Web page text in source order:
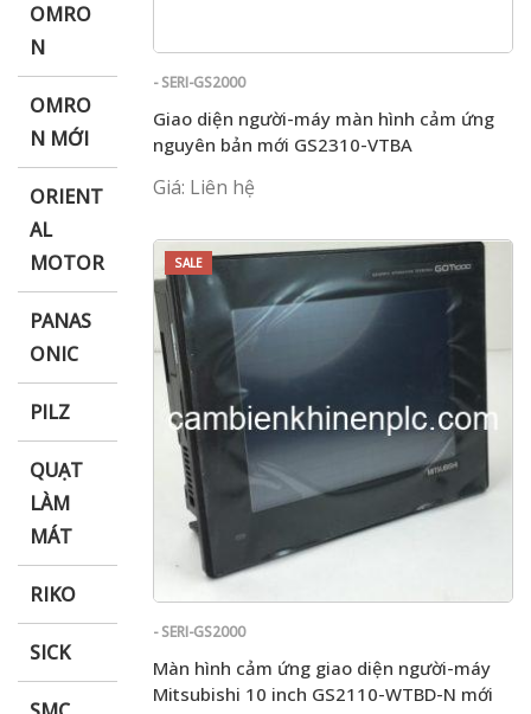
OMRO
N
OMRO
N MỚI
ORIENT
AL
MOTOR
PANAS
ONIC
PILZ
QUẠT
LÀM
MÁT
RIKO
SICK
- SERI-GS2000
Giao diện người-máy màn hình cảm ứng
nguyên bản mới GS2310-VTBA
Giá: Liên hệ
SALE
- SERI-GS2000
Màn hình cảm ứng giao diện người-máy
Mitsubishi 10 inch GS2110-WTBD-N mới